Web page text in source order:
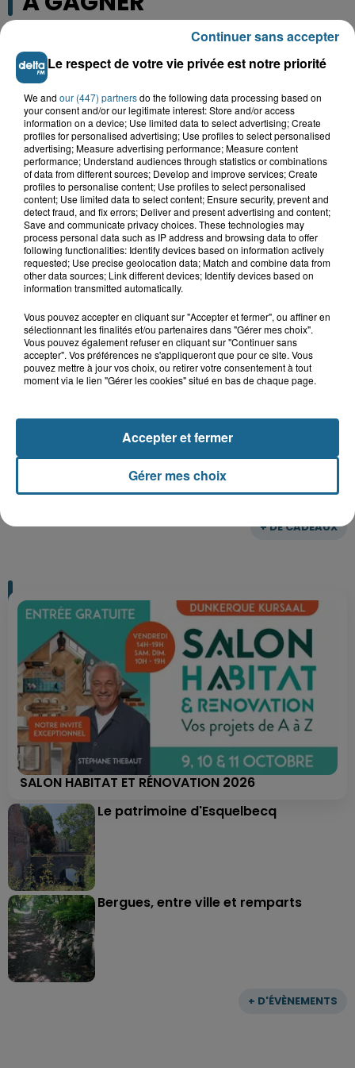
+ DE CADEAUX
Grand jeu de l'été : les cabines de plages
Gagnez vos entrées pour Dennlys
Parc
Gagnez vos entrées pour le parc
Bagatelle
Gagnez vos entrées pour Plopsaland
+ D'ÉVÈNEMENTS
SALON HABITAT ET RÉNOVATION 2026
Le patrimoine d'Esquelbecq
Bergues, entre ville et remparts
Le respect de votre vie privée est notre priorité
We and our (447) partnersdo the following data processing based on
your consent and/or our legitimate interest: Store and/or access
information on a device; Use limited data to select advertising; Create
profiles for personalised advertising; Use profiles to select personalised
advertising; Measure advertising performance; Measure content
performance; Understand audiences through statistics or combinations
of data from different sources; Develop and improve services; Create
profiles to personalise content; Use profiles to select personalised
content; Use limited data to select content; Ensure security, prevent and
detect fraud, and fix errors; Deliver and present advertising and content;
Save and communicate privacy choices. These technologies may
process personal data such as IP address and browsing data to offer
following functionalities: Identify devices based on information actively
requested; Use precise geolocation data; Match and combine data from
other data sources; Link different devices; Identify devices based on
information transmitted automatically.
Vous pouvez accepter en cliquant sur "Accepter et fermer", ou affiner en
sélectionnant les finalités et/ou partenaires dans "Gérer mes choix".
Vous pouvez également refuser en cliquant sur "Continuer sans
accepter". Vos préférences ne s'appliqueront que pour ce site. Vous
pouvez mettre à jour vos choix, ou retirer votre consentement à tout
moment via le lien "Gérer les cookies" situé en bas de chaque page.
Gérer mes choix
Accepter et fermer
Continuer sans accepter